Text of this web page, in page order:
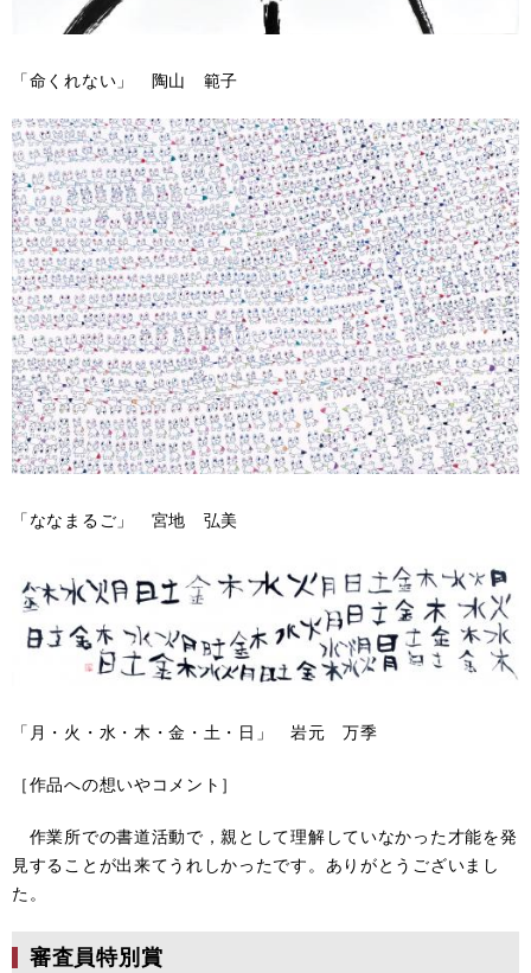
「命くれない」 陶山 範子
「ななまるご」 宮地 弘美
「月・火・水・木・金・土・日」 岩元 万季
［作品への想いやコメント］
作業所での書道活動で，親として理解していなかった才能を発
見することが出来てうれしかったです。ありがとうございまし
た。
審査員特別賞